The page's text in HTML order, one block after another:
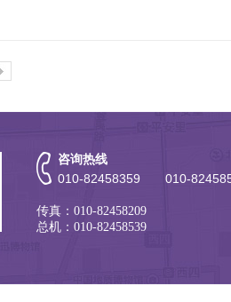
咨询热线
010-82458359 010-
传真：010-82458209
总机：010-82458539